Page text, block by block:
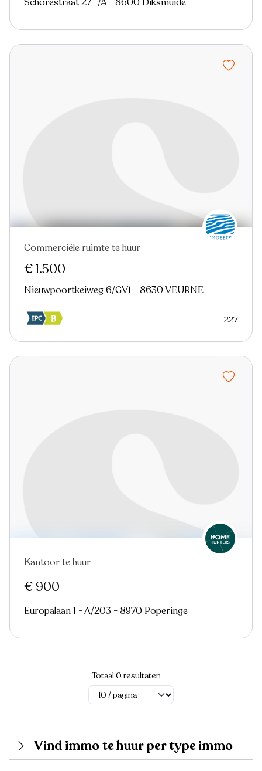
Commerciële ruimte te huur
€ 1.500
Nieuwpoortkeiweg 6/GV1 - 8630 VEURNE
227
Kantoor te huur
€ 900
Europalaan 1 - A/203 - 8970 Poperinge
Totaal 0 resultaten
Vind immo te huur per type immo